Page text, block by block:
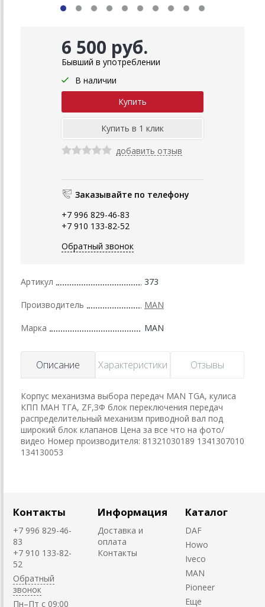
6 500 руб.
Бывший в употреблении
В наличии
добавить отзыв
Заказывайте по телефону
+7 996 829-46-83
+7 910 133-82-52
Обратный звонок
Артикул 373
Производитель MAN
Марка MAN
Описание Характеристики Отзывы
Корпус механизма выбора передач MAN TGA, кулиса
КПП МАН ТГА, ZF,ЗФ блок переключения передач
распределительный механизм приводной вал под
широкий блок клапанов Цена за все что на фото/
видео Номер производителя: 81321030189 1341307010
134130053
Контакты
+7 996 829-46-
83
+7 910 133-82-
52
Обратный
звонок
Пн–Пт с 09:00
Информация
Доставка и
оплата
Контакты
Каталог
DAF
Howo
Iveco
MAN
Pioneer